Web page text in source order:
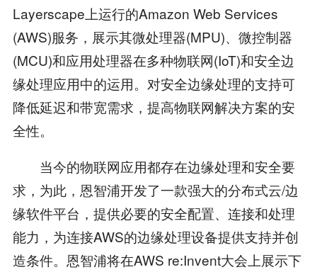
Layerscape上运行的Amazon Web Services
(AWS)服务，展示其微处理器(MPU)、微控制器
(MCU)和应用处理器在多种物联网(IoT)和安全边
缘处理应用中的运用。对安全边缘处理的支持可
降低延迟和带宽需求，提高物联网解决方案的安
全性。
当今的物联网应用都存在边缘处理和安全要
求，为此，恩智浦开发了一款强大的分布式云/边
缘软件平台，提供必要的安全配置、连接和处理
能力，为连接AWS的边缘处理设备提供支持并创
造条件。恩智浦将在AWS re:Invent大会上展示下